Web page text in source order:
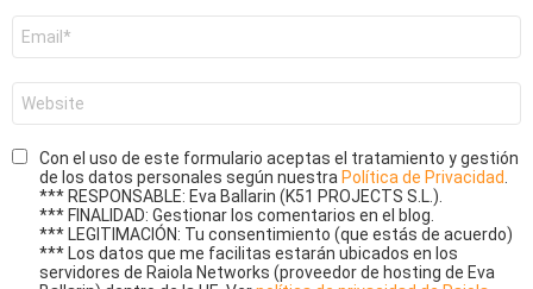
electrónico
*
Con el uso de este formulario aceptas el tratamiento y gestión
de los datos personales según nuestra Política de Privacidad
*** RESPONSABLE: Eva Ballarin (K51 PROJECTS S.L.).
*** FINALIDAD: Gestionar los comentarios en el blog.
*** LEGITIMACIÓN: Tu consentimiento (que estás de acuerdo)
*** Los datos que me facilitas estarán ubicados en los
servidores de Raiola Networks (proveedor de hosting de Eva